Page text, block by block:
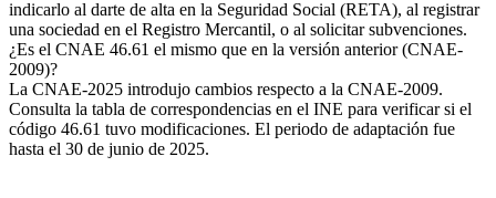
indicarlo al darte de alta en la Seguridad Social (RETA), al registrar
una sociedad en el Registro Mercantil, o al solicitar subvenciones.
¿Es el CNAE 46.61 el mismo que en la versión anterior (CNAE-
2009)?
La CNAE-2025 introdujo cambios respecto a la CNAE-2009.
Consulta la tabla de correspondencias en el INE para verificar si el
código 46.61 tuvo modificaciones. El periodo de adaptación fue
hasta el 30 de junio de 2025.